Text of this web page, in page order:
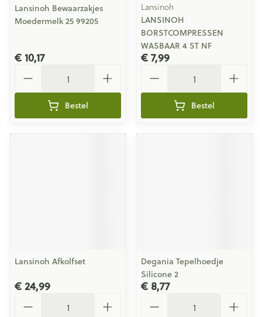
Lansinoh Bewaarzakjes
Moedermelk 25 99205
€ 10,17
Bestel
Lansinoh
LANSINOH
BORSTCOMPRESSEN
WASBAAR 4 ST NF
€ 7,99
Bestel
Lansinoh Afkolfset
€ 24,99
Degania Tepelhoedje
Silicone 2
€ 8,77